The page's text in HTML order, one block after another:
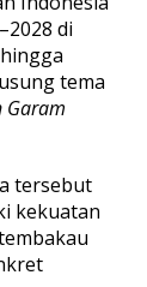
di
tema
Garam
tersebut
kekuatan